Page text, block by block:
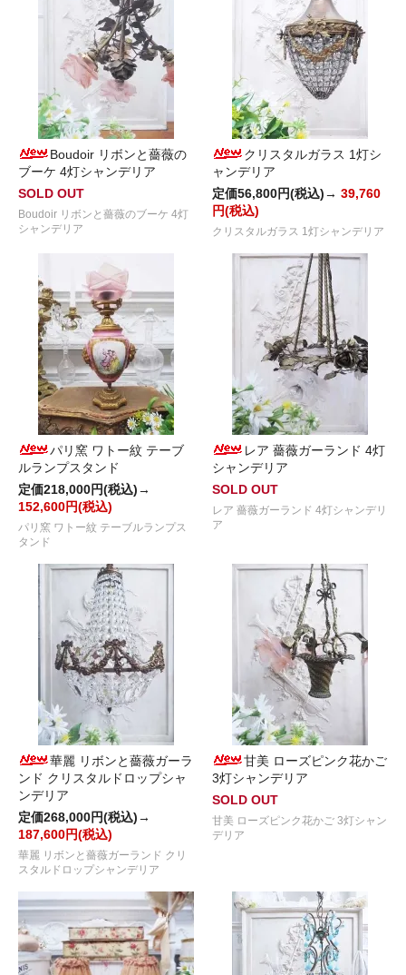
Boudoir リボンと薔薇の
ブーケ 4灯シャンデリア
SOLD OUT
Boudoir リボンと薔薇のブーケ 4灯
シャンデリア
クリスタルガラス 1灯シ
ャンデリア
定価56,800円(税込)→ 39,760
円(税込)
クリスタルガラス 1灯シャンデリア
パリ窯 ワトー紋 テーブ
ルランプスタンド
定価218,000円(税込)→
152,600円(税込)
パリ窯 ワトー紋 テーブルランプス
タンド
レア 薔薇ガーランド 4灯
シャンデリア
SOLD OUT
レア 薔薇ガーランド 4灯シャンデリ
ア
華麗 リボンと薔薇ガーラ
ンド クリスタルドロップシャ
ンデリア
定価268,000円(税込)→
187,600円(税込)
華麗 リボンと薔薇ガーランド クリ
スタルドロップシャンデリア
甘美 ローズピンク花かご
3灯シャンデリア
SOLD OUT
甘美 ローズピンク花かご 3灯シャン
デリア